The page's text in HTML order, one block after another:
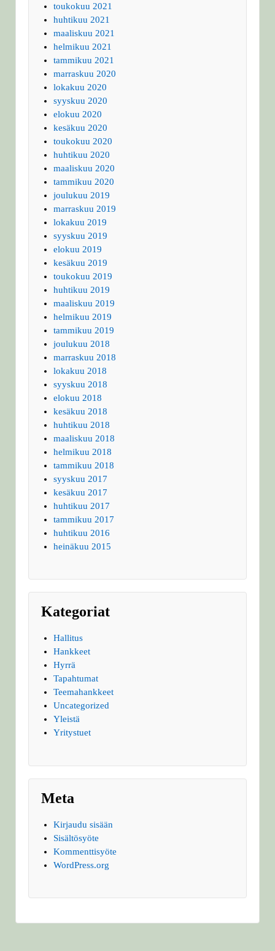
toukokuu 2021
huhtikuu 2021
maaliskuu 2021
helmikuu 2021
tammikuu 2021
marraskuu 2020
lokakuu 2020
syyskuu 2020
elokuu 2020
kesäkuu 2020
toukokuu 2020
huhtikuu 2020
maaliskuu 2020
tammikuu 2020
joulukuu 2019
marraskuu 2019
lokakuu 2019
syyskuu 2019
elokuu 2019
kesäkuu 2019
toukokuu 2019
huhtikuu 2019
maaliskuu 2019
helmikuu 2019
tammikuu 2019
joulukuu 2018
marraskuu 2018
lokakuu 2018
syyskuu 2018
elokuu 2018
kesäkuu 2018
huhtikuu 2018
maaliskuu 2018
helmikuu 2018
tammikuu 2018
syyskuu 2017
kesäkuu 2017
huhtikuu 2017
tammikuu 2017
huhtikuu 2016
heinäkuu 2015
Kategoriat
Hallitus
Hankkeet
Hyrrä
Tapahtumat
Teemahankkeet
Uncategorized
Yleistä
Yritystuet
Meta
Kirjaudu sisään
Sisältösyöte
Kommenttisyöte
WordPress.org